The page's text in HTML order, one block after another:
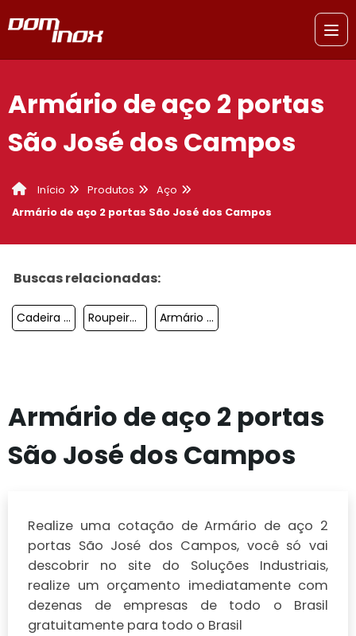
Armário de aço 2 portas
São José dos Campos
Início Produtos
Aço
Armário de aço 2 portas São José dos Campos
Buscas relacionadas:
Cadeira Eames Roupeiro De Aço Com Chave São Paulo Armário De Aço Preço Jabaquara
Armário de aço 2 portas
São José dos Campos
Realize uma cotação de Armário de aço 2
portas São José dos Campos, você só vai
descobrir no site do Soluções Industriais,
realize um orçamento imediatamente com
dezenas de empresas de todo o Brasil
gratuitamente para todo o Brasil